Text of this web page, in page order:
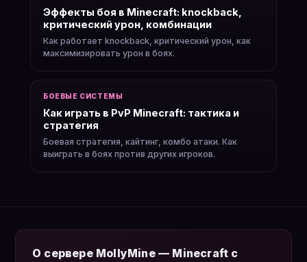
Эффекты боя в Minecraft: knockback,
критический урон, комбинации
Как работает knockback, критический урон, как
максимизировать урон в боях.
БОЕВЫЕ СИСТЕМЫ
Как играть в PvP Minecraft: тактика и
стратегия
Боевая стратегия, кайтинг, комбо атаки. Как
выиграть в боях против других игроков.
О сервере MollyMine — Minecraft с